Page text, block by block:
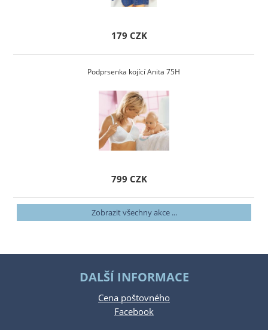
179 CZK
Podprsenka kojící Anita 75H
799 CZK
Zobrazit všechny akce ...
DALŠÍ INFORMACE
Cena poštovného
Facebook